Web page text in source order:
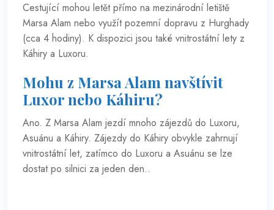
Cestující mohou letět přímo na mezinárodní letiště
Marsa Alam nebo využít pozemní dopravu z Hurghady
(cca 4 hodiny). K dispozici jsou také vnitrostátní lety z
Káhiry a Luxoru.
Mohu z Marsa Alam navštívit
Luxor nebo Káhiru?
Ano. Z Marsa Alam jezdí mnoho zájezdů do Luxoru,
Asuánu a Káhiry. Zájezdy do Káhiry obvykle zahrnují
vnitrostátní let, zatímco do Luxoru a Asuánu se lze
dostat po silnici za jeden den..